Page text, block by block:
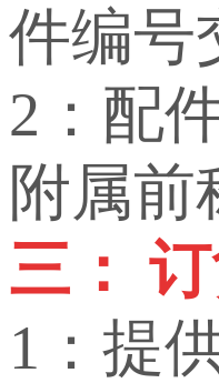
件编号
2：配
附属前
三：
1：提